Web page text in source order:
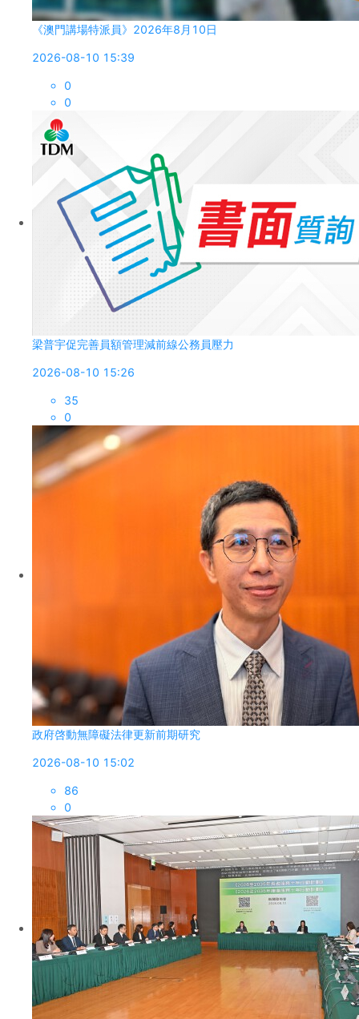
《澳門講場特派員》2026年8月10日
2026-08-10 15:39
0
0
梁普宇促完善員額管理減前線公務員壓力
2026-08-10 15:26
35
0
政府啓動無障礙法律更新前期研究
2026-08-10 15:02
86
0